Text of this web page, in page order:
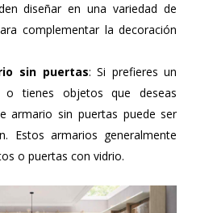
diseñar en una variedad de
complementar la decoración
sin puertas: Si prefieres un
o tienes objetos que deseas
armario sin puertas puede ser
Estos armarios generalmente
o puertas con vidrio.